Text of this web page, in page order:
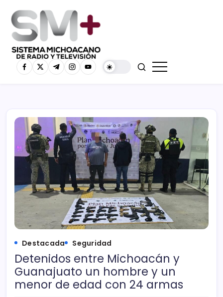
Destacada Seguridad
Detenidos entre Michoacán y
Guanajuato un hombre y un
menor de edad con 24 armas